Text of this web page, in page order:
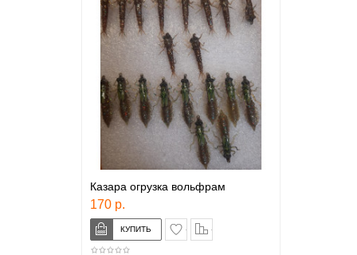
Казара огрузка вольфрам
170 р.
в закладки